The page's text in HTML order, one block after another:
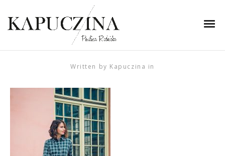
19 marca 2019
sukienka szmizjerka w
krate
Written by Kapuczina in